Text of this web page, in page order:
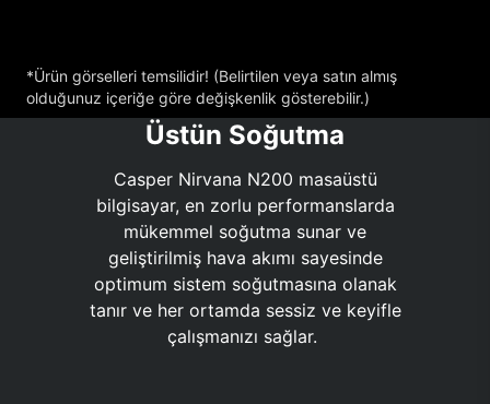
*Ürün görselleri temsilidir! (Belirtilen veya satın almış
olduğunuz içeriğe göre değişkenlik gösterebilir.)
Üstün Soğutma
Casper Nirvana N200 masaüstü
bilgisayar, en zorlu performanslarda
mükemmel soğutma sunar ve
geliştirilmiş hava akımı sayesinde
optimum sistem soğutmasına olanak
tanır ve her ortamda sessiz ve keyifle
çalışmanızı sağlar.